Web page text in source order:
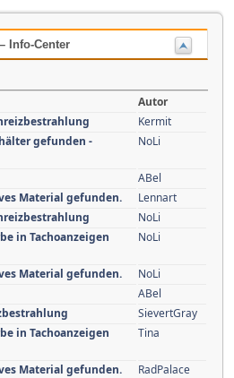
Info-Center
Autor
Kermit
gefunden -
NoLi
ABel
Material gefunden.
Lennart
NoLi
in Tachoanzeigen
NoLi
Material gefunden.
NoLi
ABel
SievertGray
in Tachoanzeigen
Tina
Material gefunden.
RadPalace